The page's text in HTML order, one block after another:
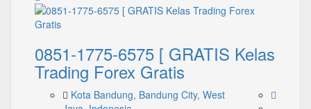
0851-1775-6575 [ GRATIS Kelas
Trading Forex Gratis
Kota Bandung, Bandung City, West